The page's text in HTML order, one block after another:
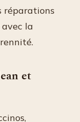
réparations
la
et